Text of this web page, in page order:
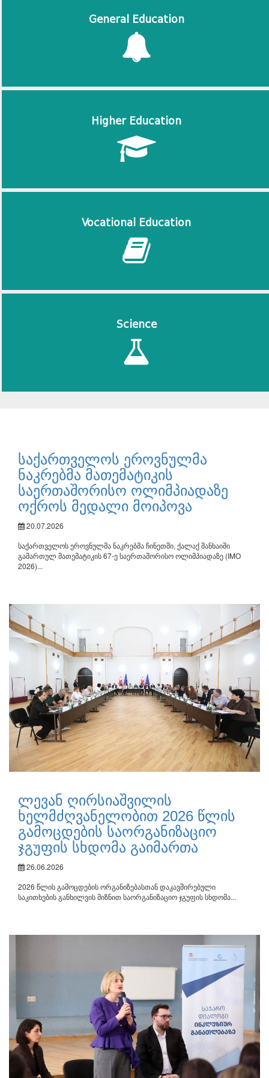
General Education
Higher Education
Vocational Education
Science
საქართველოს ეროვნულმა
ნაკრებმა მათემატიკის
საერთაშორისო ოლიმპიადაზე
ოქროს მედალი მოიპოვა
20.07.2026
საქართველოს ეროვნულმა ნაკრებმა ჩინეთში, ქალაქ შანხაიში
გამართულ მათემატიკის 67-ე საერთაშორისო ოლიმპიადაზე (IMO
2026)...
ლევან ღირსიაშვილის
ხელმძღვანელობით 2026 წლის
გამოცდების საორგანიზაციო
ჯგუფის სხდომა გაიმართა
26.06.2026
2026 წლის გამოცდების ორგანიზებასთან დაკავშირებული
საკითხების განხილვის მიზნით საორგანიზაციო ჯგუფის სხდომა...